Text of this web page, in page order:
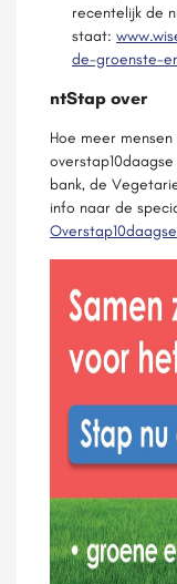
recentelijk de
staat:
de-groenste-
ntStap over
Hoe meer
bank, de
info naar de
Overstap10daagse